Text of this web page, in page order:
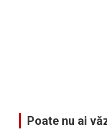
Poate nu ai